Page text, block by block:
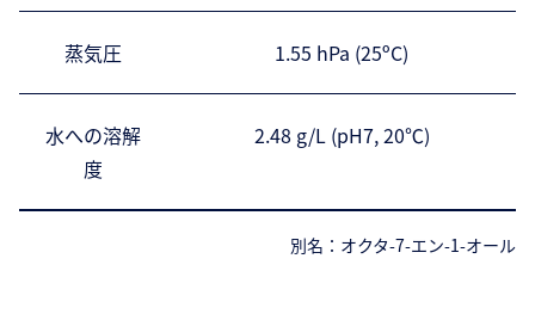
蒸気圧 1.55 hPa (25ºC)
水への溶解
度
2.48 g/L (pH7, 20℃)
別名：オクタ-7-エン-1-オール